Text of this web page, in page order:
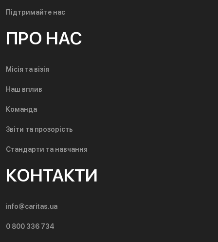
Підтримайте нас
ПРО НАС
Місія та візія
Наш вплив
Команда
Звіти та прозорість
Стандарти та навчання
КОНТАКТИ
info@caritas.ua
0 800 336 734